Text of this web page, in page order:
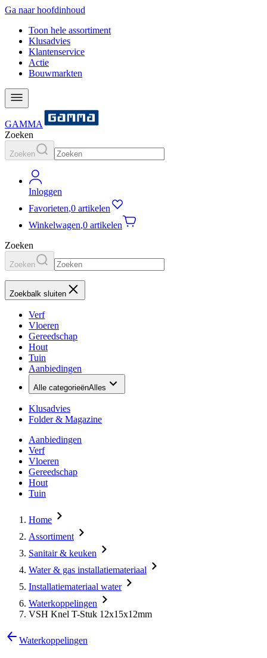
Ga naar hoofdinhoud
Toon hele assortiment
Klusadvies
Klantenservice
Actie
Bouwmarkten
GAMMA
Zoeken
Zoeken
Inloggen
Favorieten,0 artikelen
Winkelwagen,0 artikelen
Zoeken
Zoeken
Zoekbalk sluiten
Verf
Vloeren
Gereedschap
Hout
Tuin
Aanbiedingen
Alle categorieënAlles
Klusadvies
Folder & Magazine
Aanbiedingen
Verf
Vloeren
Gereedschap
Hout
Tuin
Home
Assortiment
Sanitair & keuken
Water & gas installatiemateriaal
Installatiemateriaal water
Waterkoppelingen
VSH Knel T-Stuk 12x15x12mm
Waterkoppelingen